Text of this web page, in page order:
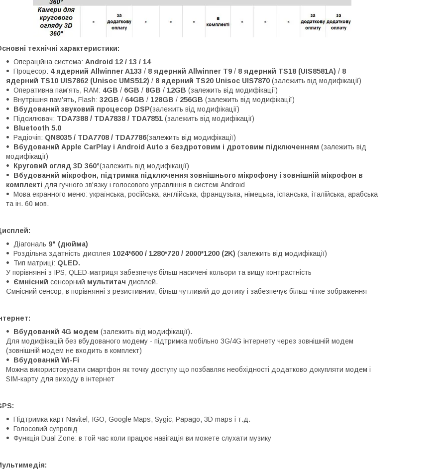
технічні характеристики:
Операційна система: Android 12 / 13 / 14
Процесор: 4 ядерний Allwinner A133 / 8 ядерний Allwinner T9 / 8 ядерний TS18 (UIS8581A) / 8
ядерний TS10 UIS7862 (Unisoc UMS512) / 8 ядерний TS20 Unisoc UIS7870 (залежить від модифікації)
Оперативна пам'ять, RAM: 4GB / 6GB / 8GB / 12GB (залежить від модифікації)
Внутрішня пам'ять, Flash: 32GB / 64GB / 128GB / 256GB (залежить від модифікації)
Вбудований звуковий процесор DSP(залежить від модифікації)
Підсилювач: TDA7388 / TDA7838 / TDA7851 (залежить від модифікації)
Bluetooth 5.0
Радіочіп: QN8035 / TDA7708 / TDA7786(залежить від модифікації)
Вбудований Apple CarPlay і Android Auto з бездротовим і дротовим підключенням (залежить від
модифікації)
Круговий огляд 3D 360°(залежить від модифікації)
Вбудований мікрофон, підтримка підключення зовнішнього мікрофону і зовнішній мікрофон в
комплекті для гучного зв'язку і голосового управління в системі Android
Мова екранного меню: українська, російська, англійська, французька, німецька, іспанська, італійська, арабська
та ін. 60 мов.
Діагональ 9" (дюйма)
Роздільна здатність дисплея 1024*600 / 1280*720 / 2000*1200 (2K) (залежить від модифікації)
Тип матриці: QLED.
У порівнянні з IPS, QLED-матриця забезпечує більш насичені кольори та вищу контрастність
Ємнісний сенсорний мультитач дисплей.
Ємнісний сенсор, в порівнянні з резистивним, більш чутливий до дотику і забезпечує більш чітке зображення
Вбудований 4G модем (залежить від модифікації).
Для модифікацій без вбудованого модему - підтримка мобільно 3G/4G інтернету через зовнішній модем
(зовнішній модем не входить в комплект)
Вбудований Wi-Fi
Можна використовувати смартфон як точку доступу що позбавляє необхідності додатково докупляти модем і
SIM-карту для виходу в інтернет
Підтримка карт Navitel, IGO, Google Maps, Sygic, Papago, 3D maps і т.д.
Голосовий супровід
Функція Dual Zone: в той час коли працює навігація ви можете слухати музику